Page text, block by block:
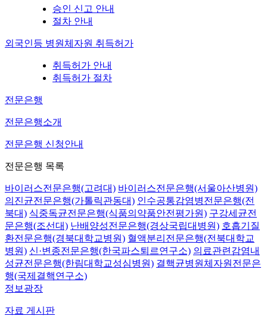
승인 신고 안내
절차 안내
외국인등 병원체자원 취득허가
취득허가 안내
취득허가 절차
전문은행
전문은행소개
전문은행 신청안내
전문은행 목록
바이러스전문은행(고려대) 바이러스전문은행(서울아산병원)
의진균전문은행(가톨릭관동대) 인수공통감염병전문은행(전
북대) 식중독균전문은행(식품의약품안전평가원) 구강세균전
문은행(조선대) 난배양성전문은행(경상국립대병원) 호흡기질
환전문은행(경북대학교병원) 혈액분리전문은행(전북대학교
병원) 신·변종전문은행(한국파스퇴르연구소) 의료관련감염내
성균전문은행(한림대학교성심병원) 결핵균병원체자원전문은
행(국제결핵연구소)
정보광장
자료 게시판